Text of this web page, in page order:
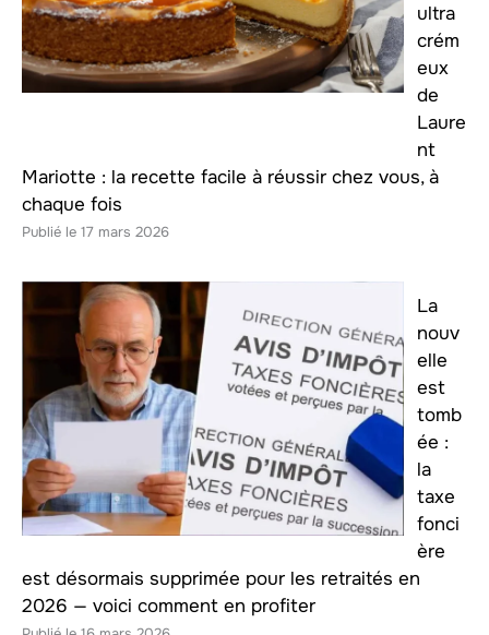
ultra
crém
eux
de
Laure
nt
Mariotte : la recette facile à réussir chez vous, à
chaque fois
17 mars 2026
La
nouv
elle
est
tomb
ée :
la
taxe
fonci
ère
est désormais supprimée pour les retraités en
2026 — voici comment en profiter